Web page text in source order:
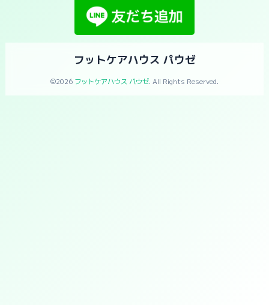
フットケアハウス パウゼ
©2026 フットケアハウス パウゼ. All Rights Reserved.